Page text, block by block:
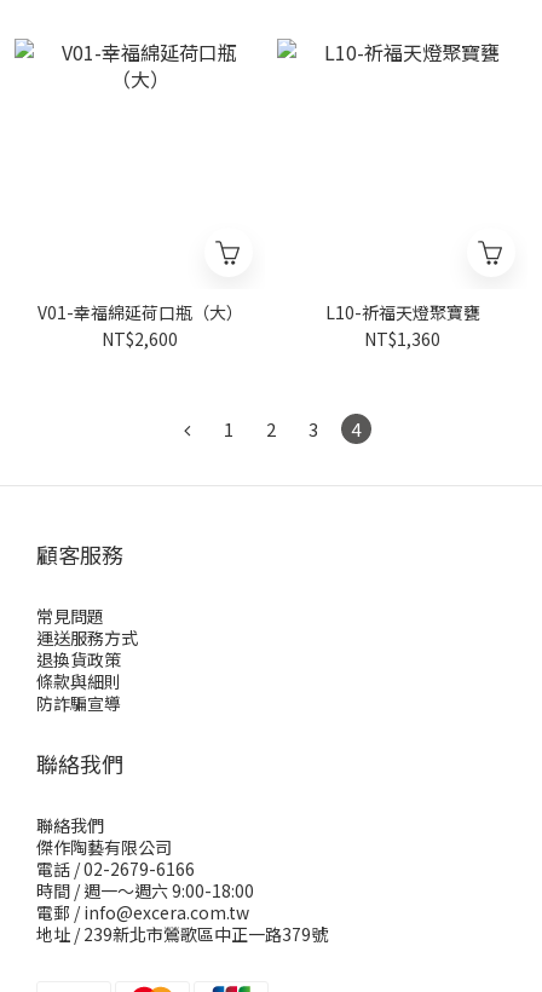
V01-幸福綿延荷口瓶（大）
NT$2,600
L10-祈福天燈聚寶甕
NT$1,360
1 2 3 4
顧客服務
常見問題
運送服務方式
退換貨政策
條款與細則
防詐騙宣導
聯絡我們
聯絡我們
傑作陶藝有限公司
電話 / 02-2679-6166
時間 / 週一～週六 9:00-18:00
電郵 / info@excera.com.tw
地址 / 239新北市鶯歌區中正一路379號